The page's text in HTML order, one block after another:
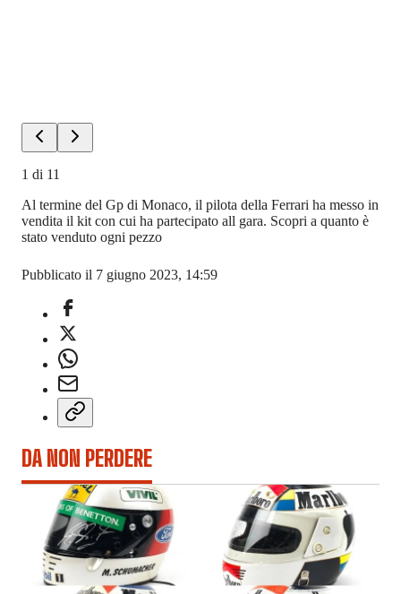
1 di 11
Al termine del Gp di Monaco, il pilota della Ferrari ha messo in
vendita il kit con cui ha partecipato all gara. Scopri a quanto è
stato venduto ogni pezzo
Pubblicato il 7 giugno 2023, 14:59
DA NON PERDERE